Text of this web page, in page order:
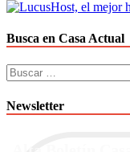
Busca en Casa Actual
Buscar:
Newsletter